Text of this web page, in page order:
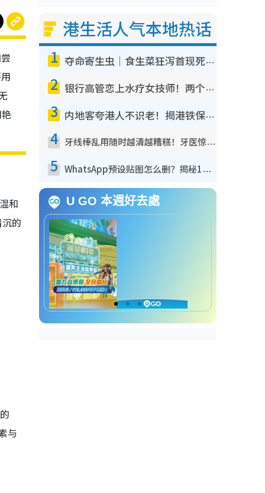
和
的
与
港生活人气本地热话
1 夺命寄生虫｜食生菜狂泻首现死者！疫潮恶化录1.8万宗病例 揭洗菜3大谬误
2 银行高管恋上水疗女技师！两个月借128万惊觉“沉船”沉落火海 揭背后疑似邪教操控卖淫
3 内地客夸港人不识老！揭港铁保鲜级冷气 港人求放过：别投诉
4 牙线棒乱用随时越清越糟糕！牙医惊揭盲目过户细菌恐致蛀牙：这种才是日常真保养
5 WhatsApp预设贴图怎么删？揭秘1招“反向操作”还原简洁界面 附3步实测教程
U GO 本週好去處